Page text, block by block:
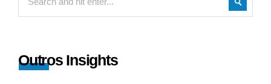
Outros Insights